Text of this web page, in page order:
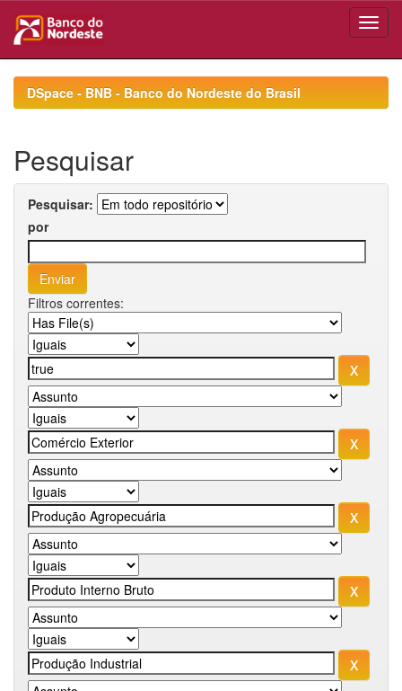
navigationDSpace - BNB - Banco do Nordeste do Brasil
Pesquisar
Pesquisar:
por
Filtros correntes: